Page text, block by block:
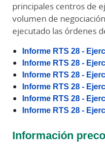
principales centros de
volumen de
ejecutado las órdenes
Informe RTS 28 -
Informe RTS 28 -
Informe RTS 28 -
Informe RTS 28 -
Informe RTS 28 -
Informe RTS 28 -
Información